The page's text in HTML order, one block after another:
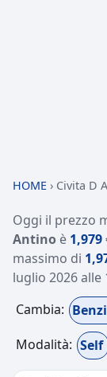
HOME › Civita D
Oggi il prezzo
Antino è 1,979
massimo di
luglio 2026 alle
Cambia:
Modalità: Self